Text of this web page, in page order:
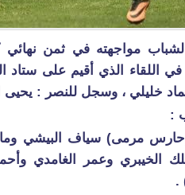
مواجهته في ثمن نهائي
اللقاء الذي أقيم على
خليلي ، وسجل للنصر : يحيى
:
(حارس مرمى) سياف البيشي
الخيبري وعمر الغامدي
.